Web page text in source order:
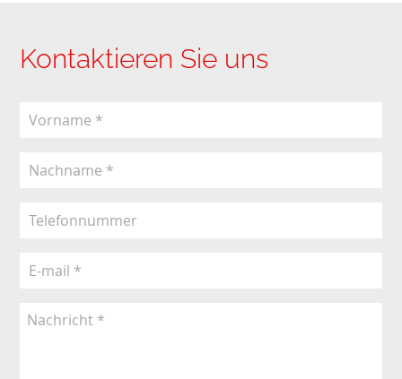
Kontaktieren Sie uns